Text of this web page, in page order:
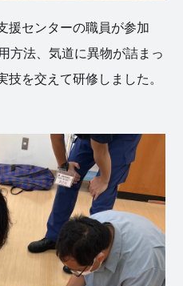
援センターの職員が参加
方法、気道に異物が詰まっ
技を交えて研修しました。